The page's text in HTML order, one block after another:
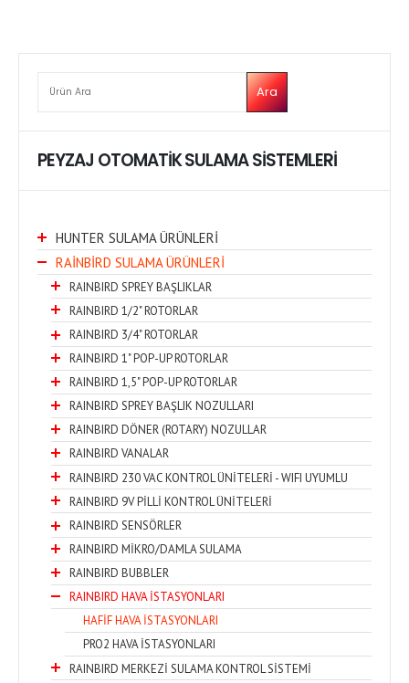
Ara
PEYZAJ OTOMATİK SULAMA SİSTEMLERİ
HUNTER SULAMA ÜRÜNLERİ
RAİNBİRD SULAMA ÜRÜNLERİ
RAINBIRD SPREY BAŞLIKLAR
RAINBIRD 1/2" ROTORLAR
RAINBIRD 3/4" ROTORLAR
RAINBIRD 1" POP-UP ROTORLAR
RAINBIRD 1,5" POP-UP ROTORLAR
RAINBIRD SPREY BAŞLIK NOZULLARI
RAINBIRD DÖNER (ROTARY) NOZULLAR
RAINBIRD VANALAR
RAINBIRD 230 VAC KONTROL ÜNİTELERİ - WIFI UYUMLU
RAINBIRD 9V PİLLİ KONTROL ÜNİTELERİ
RAINBIRD SENSÖRLER
RAINBIRD MİKRO/DAMLA SULAMA
RAINBIRD BUBBLER
RAINBIRD HAVA İSTASYONLARI
HAFİF HAVA İSTASYONLARI
PRO2 HAVA İSTASYONLARI
RAINBIRD MERKEZİ SULAMA KONTROL SİSTEMİ